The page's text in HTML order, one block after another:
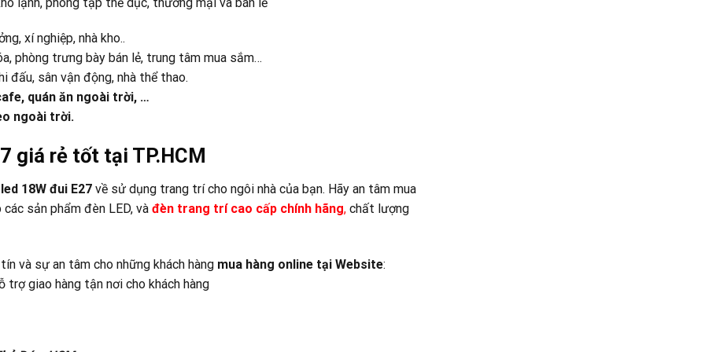
xí nghiệp, nhà kho..
phòng trưng bày bán lẻ, trung tâm mua sắm…
đấu, sân vận động, nhà thể thao.
quán ăn ngoài trời, …
ngoài trời.
giá rẻ tốt tại TP.HCM
18W đui E27 về sử dụng trang trí cho ngôi nhà của bạn. Hãy an tâm mua
sản phẩm đèn LED, và đèn trang trí cao cấp chính hãng, chất lượng
và sự an tâm cho những khách hàng mua hàng online tại Website:
trợ giao hàng tận nơi cho khách hàng